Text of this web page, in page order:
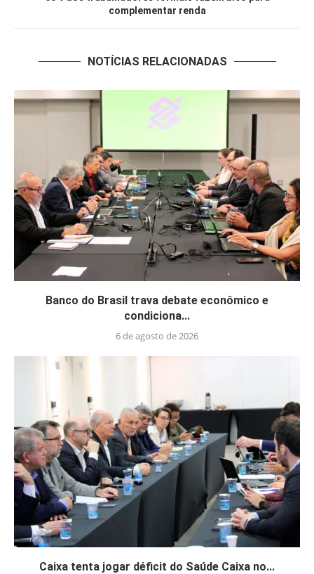
complementar renda
NOTÍCIAS RELACIONADAS
Banco do Brasil trava debate econômico e
condiciona...
6 de agosto de 2026
Caixa tenta jogar déficit do Saúde Caixa no...